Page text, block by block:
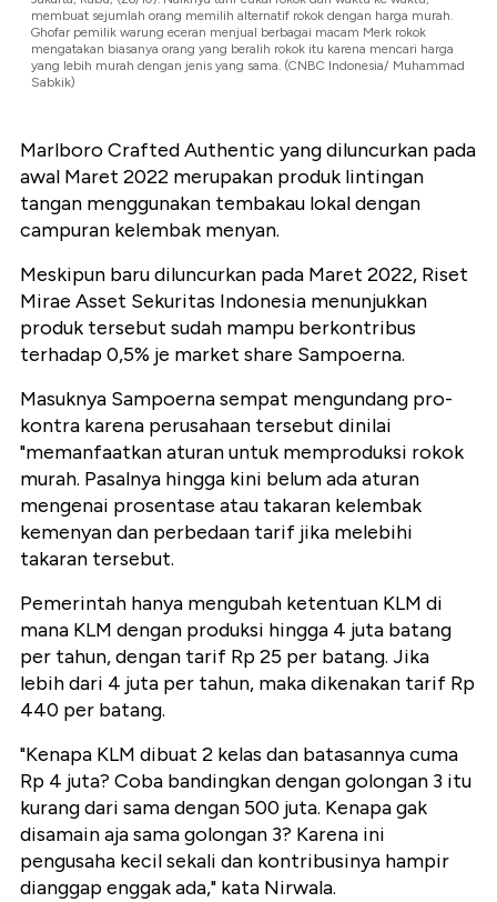
membuat sejumlah orang memilih alternatif rokok dengan harga murah.
Ghofar pemilik warung eceran menjual berbagai macam Merk rokok
mengatakan biasanya orang yang beralih rokok itu karena mencari harga
yang lebih murah dengan jenis yang sama. (CNBC Indonesia/ Muhammad
Sabkik)
Marlboro Crafted Authentic yang diluncurkan pada
awal Maret 2022 merupakan produk lintingan
tangan menggunakan tembakau lokal dengan
campuran kelembak menyan.
Meskipun baru diluncurkan pada Maret 2022, Riset
Mirae Asset Sekuritas Indonesia menunjukkan
produk tersebut sudah mampu berkontribus
terhadap 0,5% je market share Sampoerna.
Masuknya Sampoerna sempat mengundang pro-
kontra karena perusahaan tersebut dinilai
"memanfaatkan aturan untuk memproduksi rokok
murah. Pasalnya hingga kini belum ada aturan
mengenai prosentase atau takaran kelembak
kemenyan dan perbedaan tarif jika melebihi
takaran tersebut.
Pemerintah hanya mengubah ketentuan KLM di
mana KLM dengan produksi hingga 4 juta batang
per tahun, dengan tarif Rp 25 per batang. Jika
lebih dari 4 juta per tahun, maka dikenakan tarif Rp
440 per batang.
"Kenapa KLM dibuat 2 kelas dan batasannya cuma
Rp 4 juta? Coba bandingkan dengan golongan 3 itu
kurang dari sama dengan 500 juta. Kenapa gak
disamain aja sama golongan 3? Karena ini
pengusaha kecil sekali dan kontribusinya hampir
dianggap enggak ada," kata Nirwala.